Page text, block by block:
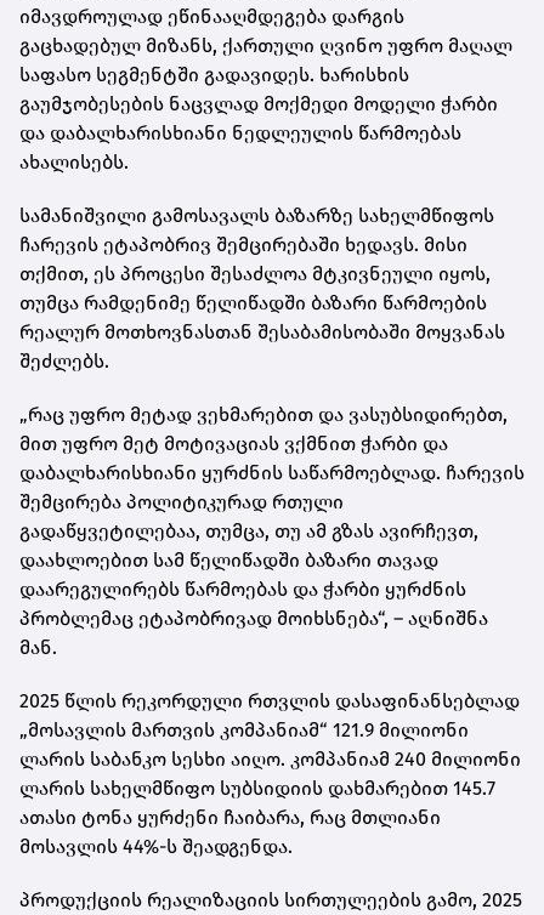
იმავდროულად ეწინააღმდეგება დარგის
გაცხადებულ მიზანს, ქართული ღვინო უფრო მაღალ
საფასო სეგმენტში გადავიდეს. ხარისხის
გაუმჯობესების ნაცვლად მოქმედი მოდელი ჭარბი
და დაბალხარისხიანი ნედლეულის წარმოებას
ახალისებს.
სამანიშვილი გამოსავალს ბაზარზე სახელმწიფოს
ჩარევის ეტაპობრივ შემცირებაში ხედავს. მისი
თქმით, ეს პროცესი შესაძლოა მტკივნეული იყოს,
თუმცა რამდენიმე წელიწადში ბაზარი წარმოების
რეალურ მოთხოვნასთან შესაბამისობაში მოყვანას
შეძლებს.
„რაც უფრო მეტად ვეხმარებით და ვასუბსიდირებთ,
მით უფრო მეტ მოტივაციას ვქმნით ჭარბი და
დაბალხარისხიანი ყურძნის საწარმოებლად. ჩარევის
შემცირება პოლიტიკურად რთული
გადაწყვეტილებაა, თუმცა, თუ ამ გზას ავირჩევთ,
დაახლოებით სამ წელიწადში ბაზარი თავად
დაარეგულირებს წარმოებას და ჭარბი ყურძნის
პრობლემაც ეტაპობრივად მოიხსნება“, – აღნიშნა
მან.
2025 წლის რეკორდული რთვლის დასაფინანსებლად
„მოსავლის მართვის კომპანიამ“ 121.9 მილიონი
ლარის საბანკო სესხი აიღო. კომპანიამ 240 მილიონი
ლარის სახელმწიფო სუბსიდიის დახმარებით 145.7
ათასი ტონა ყურძენი ჩაიბარა, რაც მთლიანი
მოსავლის 44%-ს შეადგენდა.
პროდუქციის რეალიზაციის სირთულეების გამო, 2025